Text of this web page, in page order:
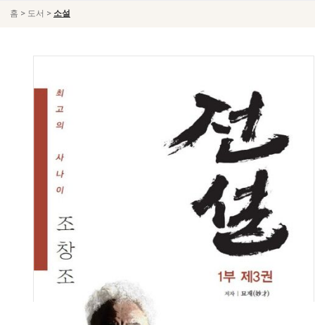
홈 > 도서 > 소설